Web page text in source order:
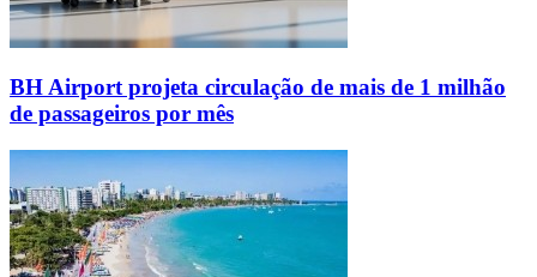
BH Airport projeta circulação de mais de 1 milhão
de passageiros por mês